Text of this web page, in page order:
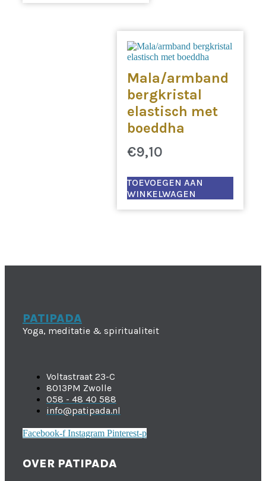
Mala/armband
bergkristal
elastisch met
boeddha
€9,10
TOEVOEGEN AAN
WINKELWAGEN
PATIPADA
Yoga, meditatie & spiritualiteit
Voltastraat 23-C
8013PM Zwolle
058 - 48 40 588
info@patipada.nl
Facebook-f Instagram Pinterest-p
OVER PATIPADA